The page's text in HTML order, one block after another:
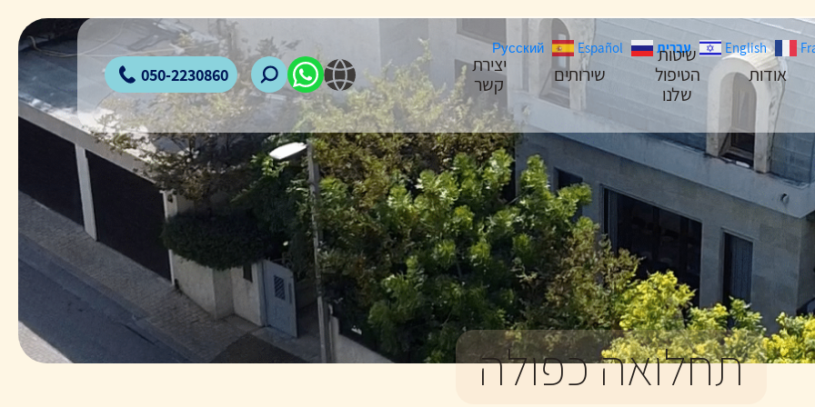
אודות
שיטות
הטיפול
שלנו
שירותים
יצירת
קשר
English עִבְרִית Русский Español
050-2230860
תחלואה כפולה